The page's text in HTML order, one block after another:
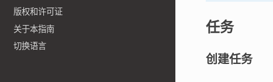
版权和许可证
关于本指南
切换语言
任务
创建任务